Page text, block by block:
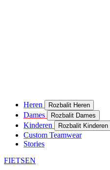
Heren Rozbalit Heren
Dames Rozbalit Dames
Kinderen Rozbalit Kinderen
Custom Teamwear
Stories
FIETSEN